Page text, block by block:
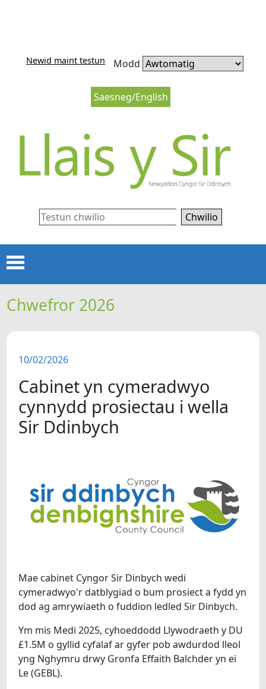
Saesneg/English
Newid maint testun Modd
Chwilio
CARTREF
ERTHYGLAU
CIPOLWG
A WYDDOCH CHI?
Chwefror 2026
10/02/2026
Cabinet yn cymeradwyo
cynnydd prosiectau i wella
Sir Ddinbych
Mae cabinet Cyngor Sir Dinbych wedi
cymeradwyo'r datblygiad o bum prosiect a fydd yn
dod ag amrywiaeth o fuddion ledled Sir Dinbych.
Ym mis Medi 2025, cyhoeddodd Llywodraeth y DU
£1.5M o gyllid cyfalaf ar gyfer pob awdurdod lleol
yng Nghymru drwy Gronfa Effaith Balchder yn ei
Le (GEBL).